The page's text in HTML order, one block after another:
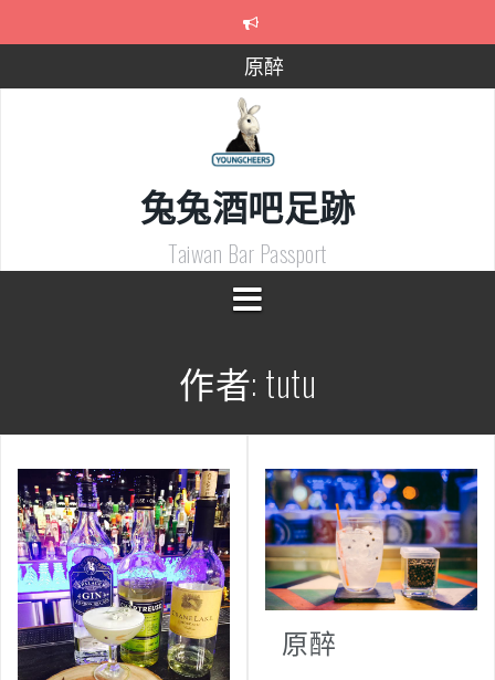
原醉
193美式酒餐館
Boss bar
宜蘭自由拍
喝掛Get Drunk調酒吧
Bar Shepherd-牧羊人
兔兔酒吧足跡
Taiwan Bar Passport
作者: tutu
原醉